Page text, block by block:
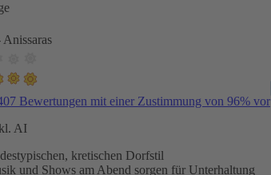
Bewertungen mit einer Zustimmung von 96% vor
AI
kretischen Dorfstil
und Shows am Abend sorgen für Unterhaltung